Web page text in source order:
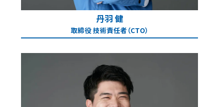
丹羽 健
取締役 技術責任者（CTO）